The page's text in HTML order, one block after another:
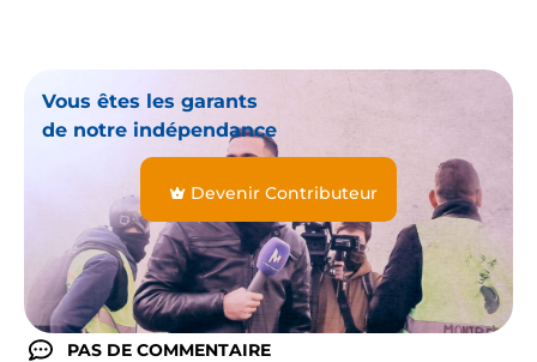
Vous êtes les garants
de notre indépendance
Devenir Contributeur
PAS DE COMMENTAIRE